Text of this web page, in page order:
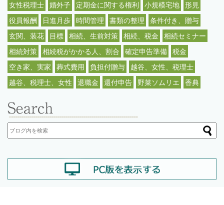
女性税理士
婚外子 定期金に関する権利 小規模宅地
形見
役員報酬
日進月歩 時間管理 書類の整理
条件付き、贈与
玄関、装花
目標 相続、生前対策 相続、税金
相続セミナー
相続対策
相続税がかかる人、割合 確定申告準備
税金
空き家、実家
葬式費用 負担付贈与
越谷、女性、税理士
越谷、税理士、女性
退職金 還付申告 野菜ソムリエ 香典